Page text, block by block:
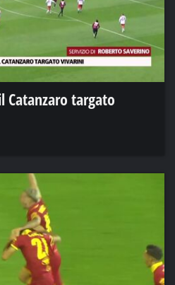
Catanzaro targato